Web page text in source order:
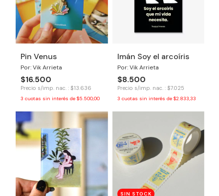
Pin Venus
Por: Vik Arrieta
$16.500
Precio s/imp. nac. : $13.636
3 cuotas sin interés de $5.500,00
Imán Soy el arcoíris
Por: Vik Arrieta
$8.500
Precio s/imp. nac. : $7.025
3 cuotas sin interés de $2.833,33
SIN STOCK